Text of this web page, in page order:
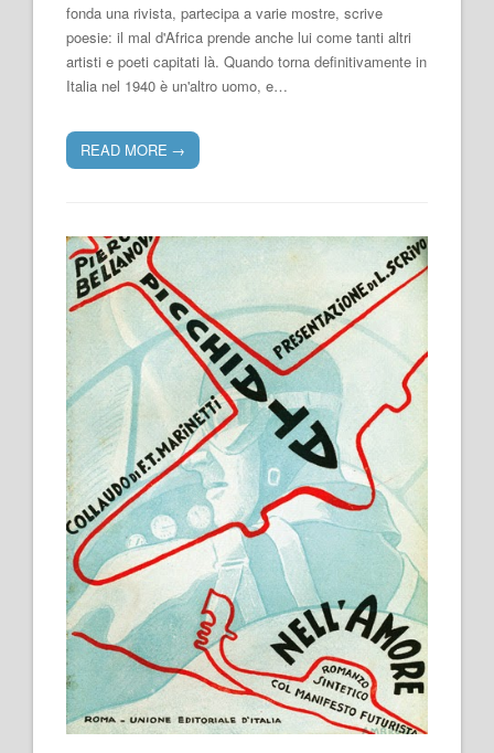
fonda una rivista, partecipa a varie mostre, scrive
poesie: il mal d'Africa prende anche lui come tanti altri
artisti e poeti capitati là. Quando torna definitivamente in
Italia nel 1940 è un'altro uomo, e…
READ MORE →